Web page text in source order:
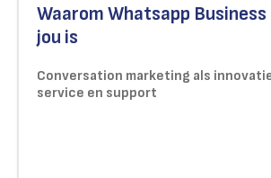
Waarom Whatsapp
jou is
Conversation marketing als
service en support